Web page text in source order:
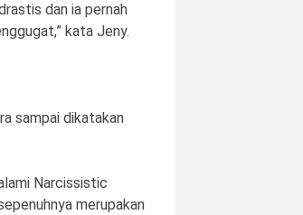
dan ia pernah
kata Jeny.
sampai dikatakan
Narcissistic
merupakan